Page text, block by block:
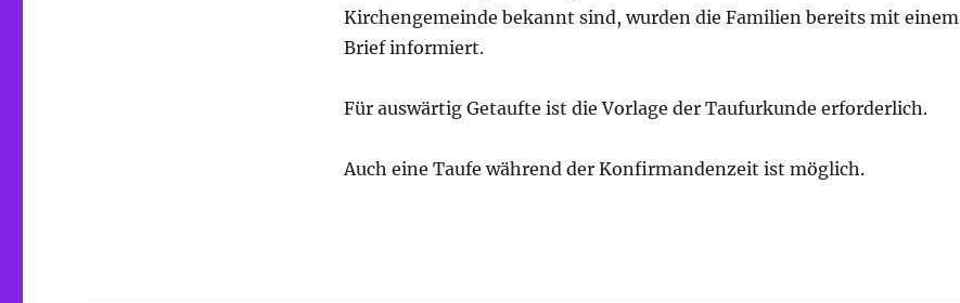
Kirchengemeinde bekannt sind, wurden die Familien bereits mit einem
Brief informiert.
Für auswärtig Getaufte ist die Vorlage der Taufurkunde erforderlich.
Auch eine Taufe während der Konfirmandenzeit ist möglich.